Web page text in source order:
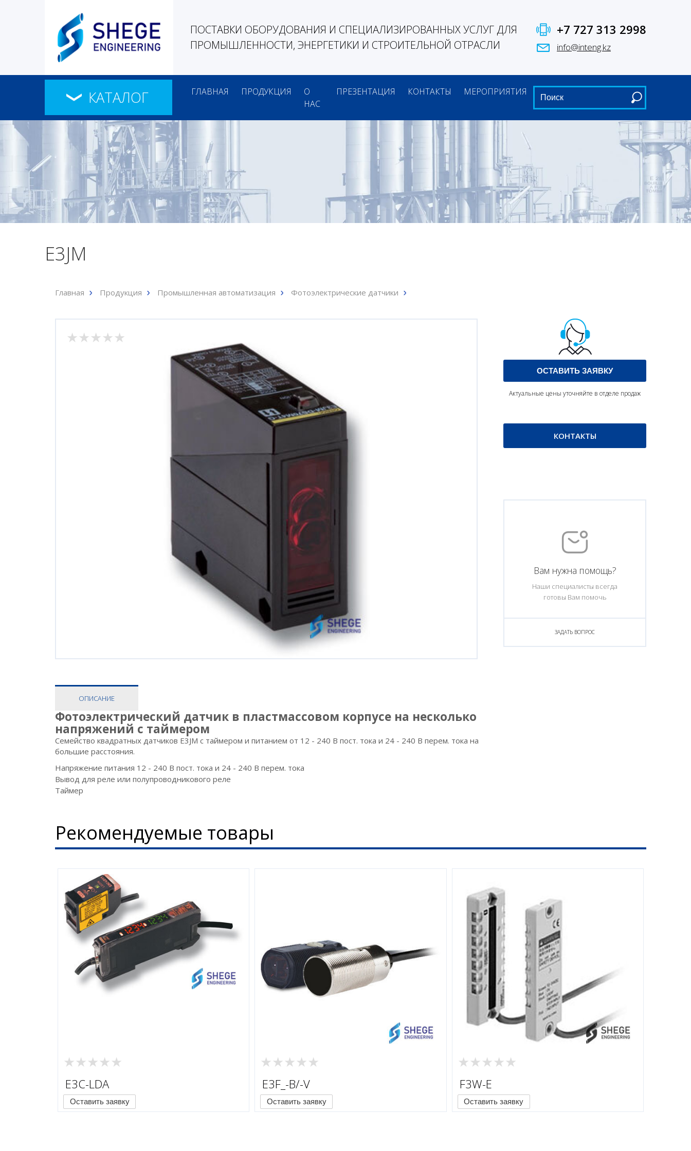
ПОСТАВКИ ОБОРУДОВАНИЯ И СПЕЦИАЛИЗИРОВАННЫХ УСЛУГ ДЛЯ
ПРОМЫШЛЕННОСТИ, ЭНЕРГЕТИКИ И СТРОИТЕЛЬНОЙ ОТРАСЛИ
+7 727 313 2998
info@inteng.kz
КАТАЛОГ ГЛАВНАЯ ПРОДУКЦИЯ
О
НАС
ПРЕЗЕНТАЦИЯ КОНТАКТЫ МЕРОПРИЯТИЯ
E3JM
Главная Продукция Промышленная автоматизация Фотоэлектрические датчики
ОПИСАНИЕ
Фотоэлектрический датчик в пластмассовом корпусе на несколько
напряжений с таймером
Семейство квадратных датчиков E3JM с таймером и питанием от 12 - 240 В пост. тока и 24 - 240 В перем. тока на
большие расстояния.
Напряжение питания 12 - 240 В пост. тока и 24 - 240 В перем. тока
Вывод для реле или полупроводникового реле
Таймер
ОСТАВИТЬ ЗАЯВКУ
Актуальные цены уточняйте в отделе продаж
КОНТАКТЫ
Вам нужна помощь?
Наши специалисты всегда
готовы Вам помочь
ЗАДАТЬ ВОПРОС
Рекомендуемые товары
E3C-LDA
Оставить заявку
E3F_-B/-V
Оставить заявку
F3W-E
Оставить заявку